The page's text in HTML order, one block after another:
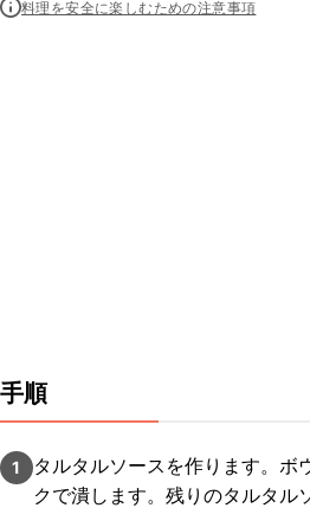
料理を安全に楽しむための注意事項
手順
1
タルタルソースを作ります。ボ
クで潰します。残りのタルタル